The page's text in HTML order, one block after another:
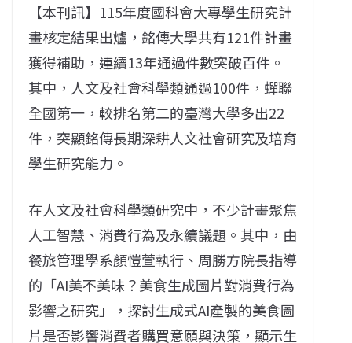
【本刊訊】115年度國科會大專學生研究計
畫核定結果出爐，銘傳大學共有121件計畫
獲得補助，連續13年通過件數突破百件。
其中，人文及社會科學類通過100件，蟬聯
全國第一，較排名第二的臺灣大學多出22
件，突顯銘傳長期深耕人文社會研究及培育
學生研究能力。
在人文及社會科學類研究中，不少計畫聚焦
人工智慧、消費行為及永續議題。其中，由
餐旅管理學系顏愷萱執行、周勝方院長指導
的「AI美不美味？美食生成圖片對消費行為
影響之研究」，探討生成式AI產製的美食圖
片是否影響消費者購買意願與決策，顯示生